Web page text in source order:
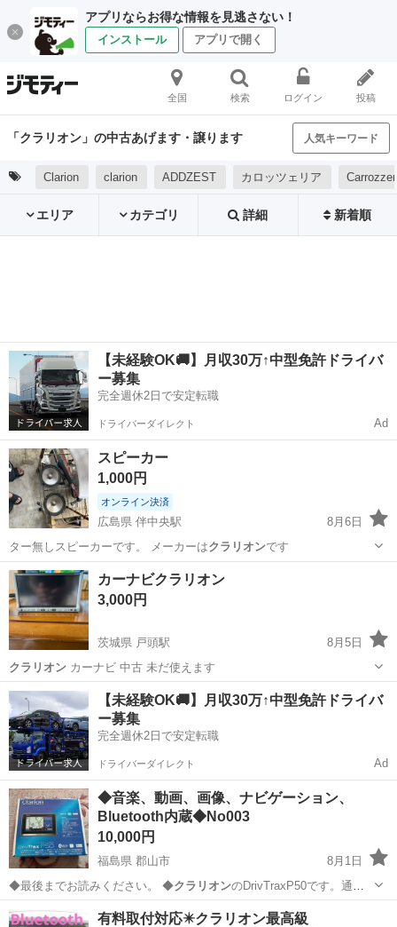
アプリならお得な情報を見逃さない！
インストール アプリで開く
全国 検索 ログイン 投稿
「クラリオン」の中古あげます・譲ります 人気キーワード
Clarion clarion ADDZEST カロッツェリア
エリア カテゴリ 詳細 新着順
【未経験OK🚚】月収30万↑中型免許ドライバ
ー募集
完全週休2日で安定転職
ドライバーダイレクト Ad
スピーカー
1,000円
オンライン決済
広島県 伴中央駅
8月6日
ター無しスピーカーです。 メーカーはクラリオンです
広島 広島市 伴中央駅 オーディオ
カーナビクラリオン
3,000円
茨城県 戸頭駅
8月5日
クラリオンカーナビ 中古 未だ使えます
茨城 取手市 戸頭駅 カーナビ、テレビ
【未経験OK🚚】月収30万↑中型免許ドライバ
ー募集
完全週休2日で安定転職
ドライバーダイレクト Ad
◆音楽、動画、画像、ナビゲーション、
Bluetooth内蔵◆No003
10,000円
福島県 郡山市
8月1日
◆最後までお読みください。 ◆クラリオンのDrivTraxP50です。通称
ポ…
福島 郡山市 その他 Bluetooth
有料取付対応✴️クラリオン最高級